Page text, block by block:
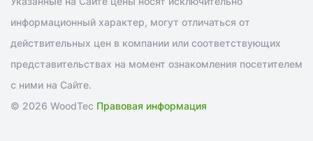
информационный характер, могут отличаться от
действительных цен в компании или соответствующих
представительствах на момент ознакомления посетителем
с ними на Сайте.
© 2026 WoodTec Правовая информация